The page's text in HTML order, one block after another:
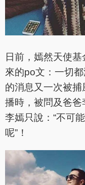
日前，嫣然天使
來的po文：一切
的消息又一次被
播時，被問及爸爸
李嫣只說：“不可
呢”！